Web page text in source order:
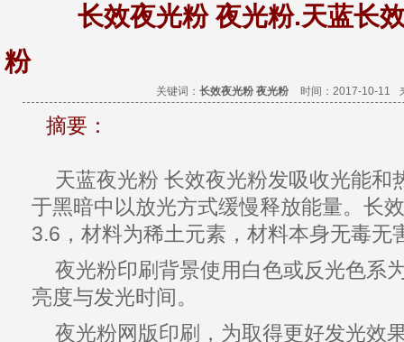
长效夜光粉 夜光粉.天蓝长
粉
关键词： 长效夜光粉 夜光粉 时间：2017-10-11
摘要：
天蓝夜光粉 长效夜光粉发吸收光能和
于黑暗中以放光方式缓慢释放能量。长
3.6，材料为稀土元素，材料本身无毒无
夜光粉印刷背景使用白色或反光色系
亮度与发光时间。
夜光粉网版印刷，为取得更好发光效